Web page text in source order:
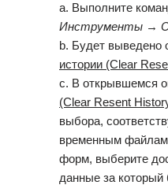
a. Выполните
Инструменты →
b. Будет выведено
истории (Clear
c. В открывшемся
(Clear Resent
выбора,
временным
форм, выберите
данные за